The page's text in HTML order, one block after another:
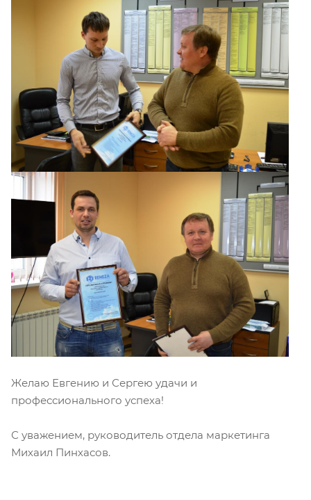
Желаю Евгению и Сергею удачи и
профессионального успеха!
С уважением, руководитель отдела маркетинга
Михаил Пинхасов.